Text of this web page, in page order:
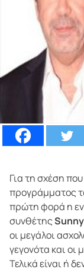
Για τη σχέση
προγράμματος
πρώτη φορά η
συνθέτης
οι μεγάλοι
γεγονότα και οι
Τελικά είναι ή